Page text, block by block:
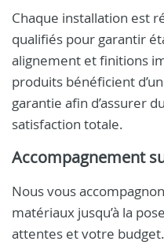
Chaque installation est
qualifiés pour garantir
alignement et finitions
produits bénéficient
garantie afin d’assurer
satisfaction totale.
Accompagnement
Nous vous
matériaux jusqu’à la
attentes et votre